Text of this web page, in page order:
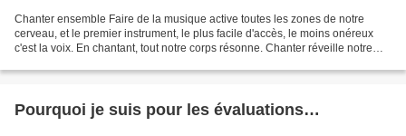
Chanter ensemble Faire de la musique active toutes les zones de notre
cerveau, et le premier instrument, le plus facile d'accès, le moins onéreux
c'est la voix. En chantant, tout notre corps résonne. Chanter réveille notre
Pourquoi je suis pour les évaluations…